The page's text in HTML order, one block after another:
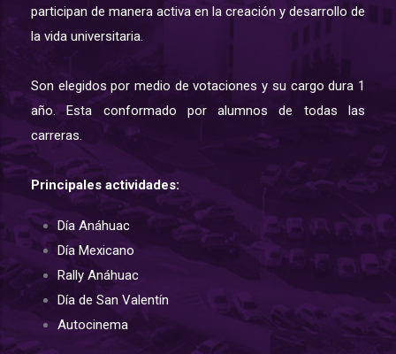
participan de manera activa en la creación y desarrollo de
la vida universitaria.
Son elegidos por medio de votaciones y su cargo dura 1
año. Esta conformado por alumnos de todas las
carreras.
Principales actividades:
Día Anáhuac
Día Mexicano
Rally Anáhuac
Día de San Valentín
Autocinema